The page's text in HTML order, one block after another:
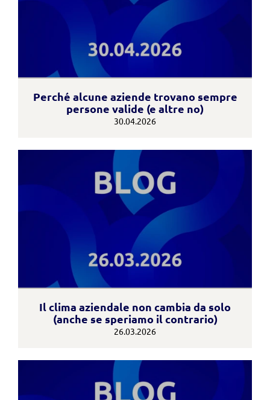
Perché alcune aziende trovano sempre
persone valide (e altre no)
30.04.2026
Il clima aziendale non cambia da solo
(anche se speriamo il contrario)
26.03.2026